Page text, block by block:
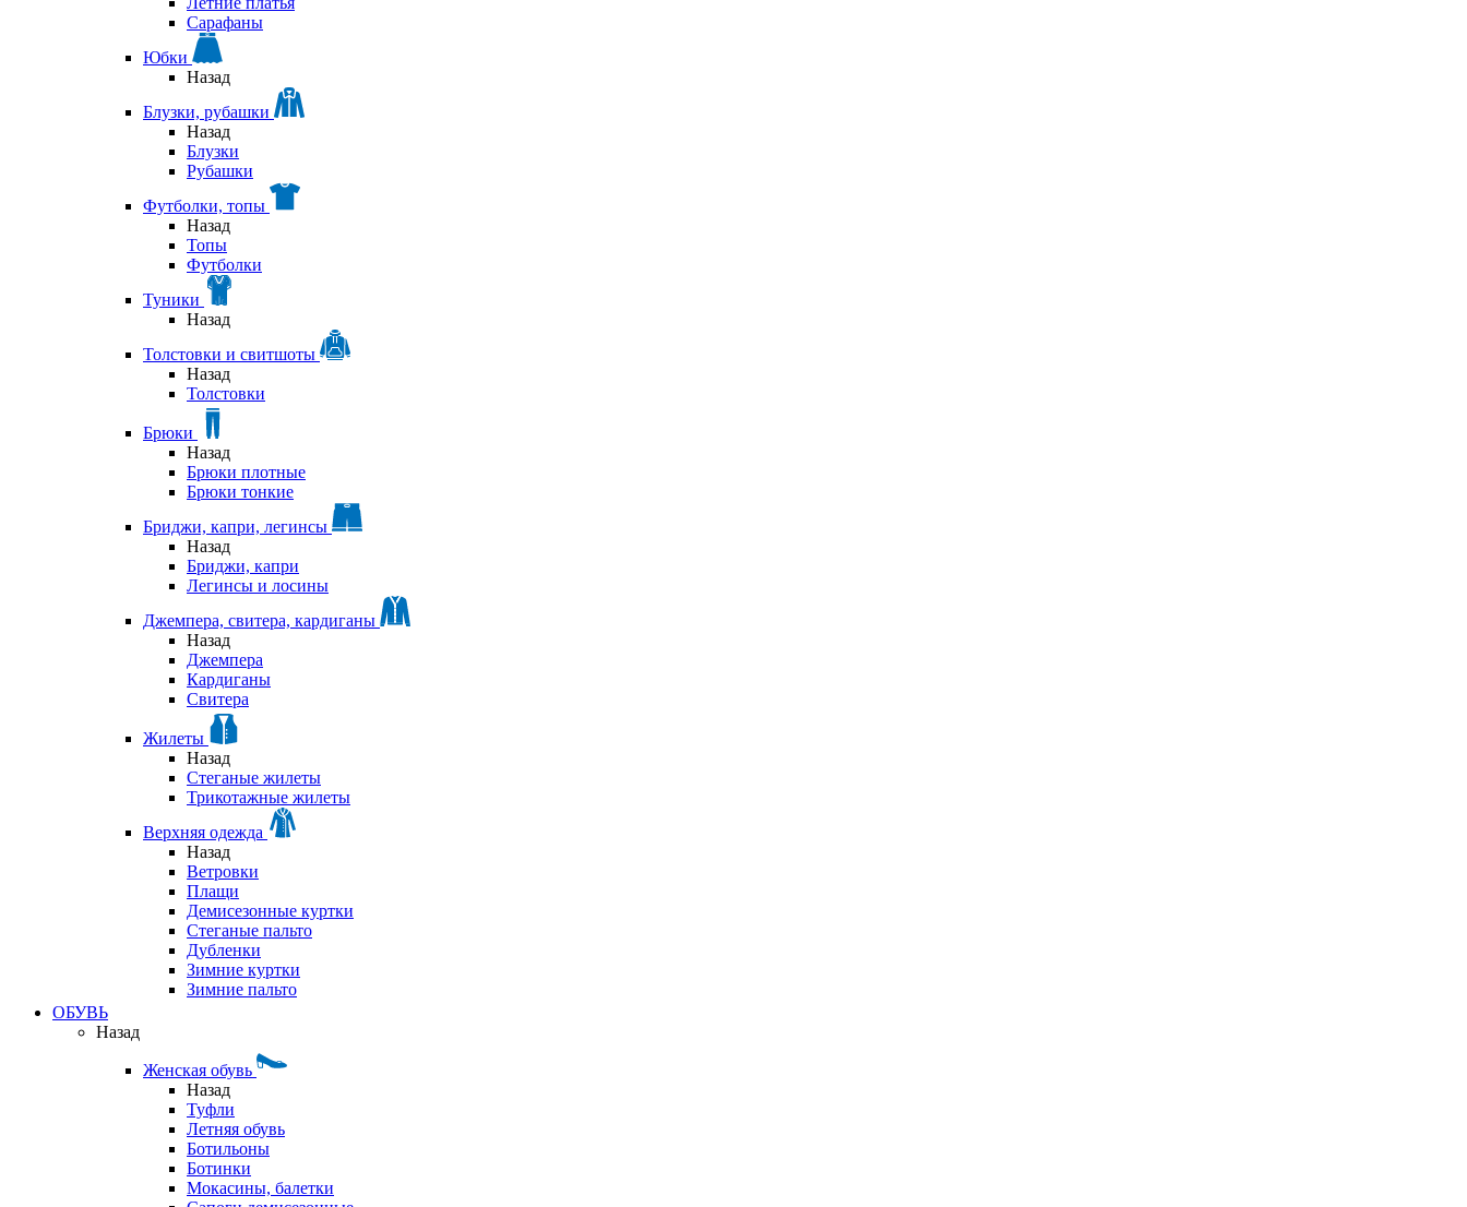
Сарафаны
Юбки
Назад
Блузки, рубашки
Назад
Блузки
Рубашки
Футболки, топы
Назад
Топы
Футболки
Туники
Назад
Толстовки и свитшоты
Назад
Толстовки
Брюки
Назад
Брюки плотные
Брюки тонкие
Бриджи, капри, легинсы
Назад
Бриджи, капри
Легинсы и лосины
Джемпера, свитера, кардиганы
Назад
Джемпера
Кардиганы
Свитера
Жилеты
Назад
Стеганые жилеты
Трикотажные жилеты
Верхняя одежда
Назад
Ветровки
Плащи
Демисезонные куртки
Стеганые пальто
Дубленки
Зимние куртки
Зимние пальто
ОБУВЬ
Назад
Женская обувь
Назад
Туфли
Летняя обувь
Ботильоны
Ботинки
Мокасины, балетки